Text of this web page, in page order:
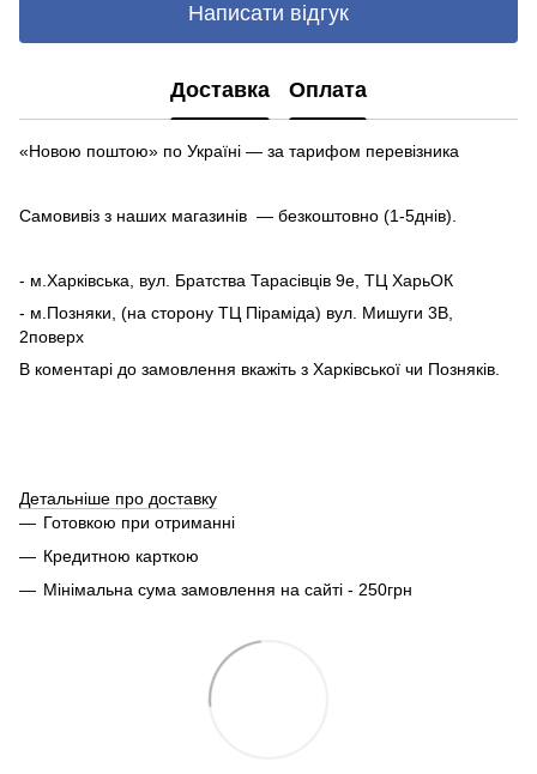
Написати відгук
Доставка Оплата
«Новою поштою» по Україні — за тарифом перевізника
Самовивіз з наших магазинів — безкоштовно (1-5днів).
- м.Харківська, вул. Братства Тарасівців 9е, ТЦ ХарьОК
- м.Позняки, (на сторону ТЦ Піраміда) вул. Мишуги 3В,
2поверх
В коментарі до замовлення вкажіть з Харківської чи Позняків.
Детальніше про доставку
Готовкою при отриманні
Кредитною карткою
Мінімальна сума замовлення на сайті - 250грн